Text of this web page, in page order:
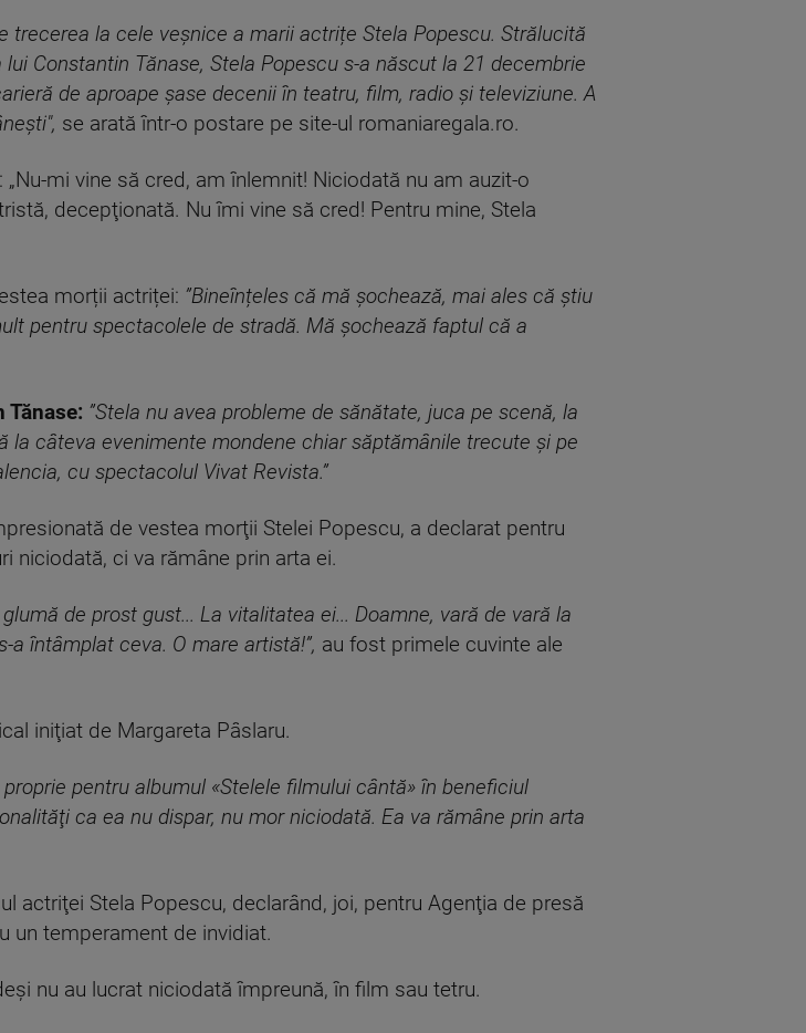
trecerea la cele veșnice a marii actrițe Stela Popescu. Strălucită
Constantin Tănase, Stela Popescu s-a născut la 21 decembrie
de aproape șase decenii în teatru, film, radio și televiziune. A
se arată într-o postare pe site-ul romaniaregala.ro.
„Nu-mi vine să cred, am înlemnit! Niciodată nu am auzit-o
decepţionată. Nu îmi vine să cred! Pentru mine, Stela
morții actriței: ”Bineînțeles că mă șochează, mai ales că știu
pentru spectacolele de stradă. Mă șochează faptul că a
Tănase: ”Stela nu avea probleme de sănătate, juca pe scenă, la
la câteva evenimente mondene chiar săptămânile trecute și pe
cu spectacolul Vivat Revista.”
de vestea morţii Stelei Popescu, a declarat pentru
niciodată, ci va rămâne prin arta ei.
de prost gust... La vitalitatea ei... Doamne, vară de vară la
întâmplat ceva. O mare artistă!”, au fost primele cuvinte ale
iniţiat de Margareta Pâslaru.
pentru albumul «Stelele filmului cântă» în beneficiul
ca ea nu dispar, nu mor niciodată. Ea va rămâne prin arta
actriţei Stela Popescu, declarând, joi, pentru Agenţia de presă
un temperament de invidiat.
nu au lucrat niciodată împreună, în film sau tetru.